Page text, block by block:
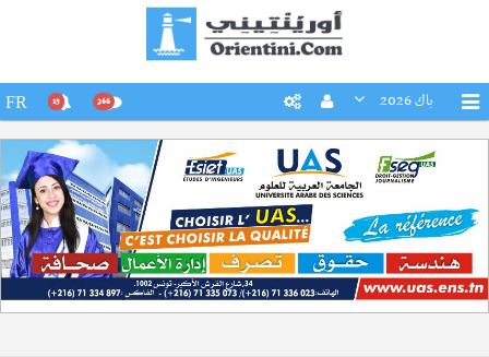
باك 2026 266
15
FR